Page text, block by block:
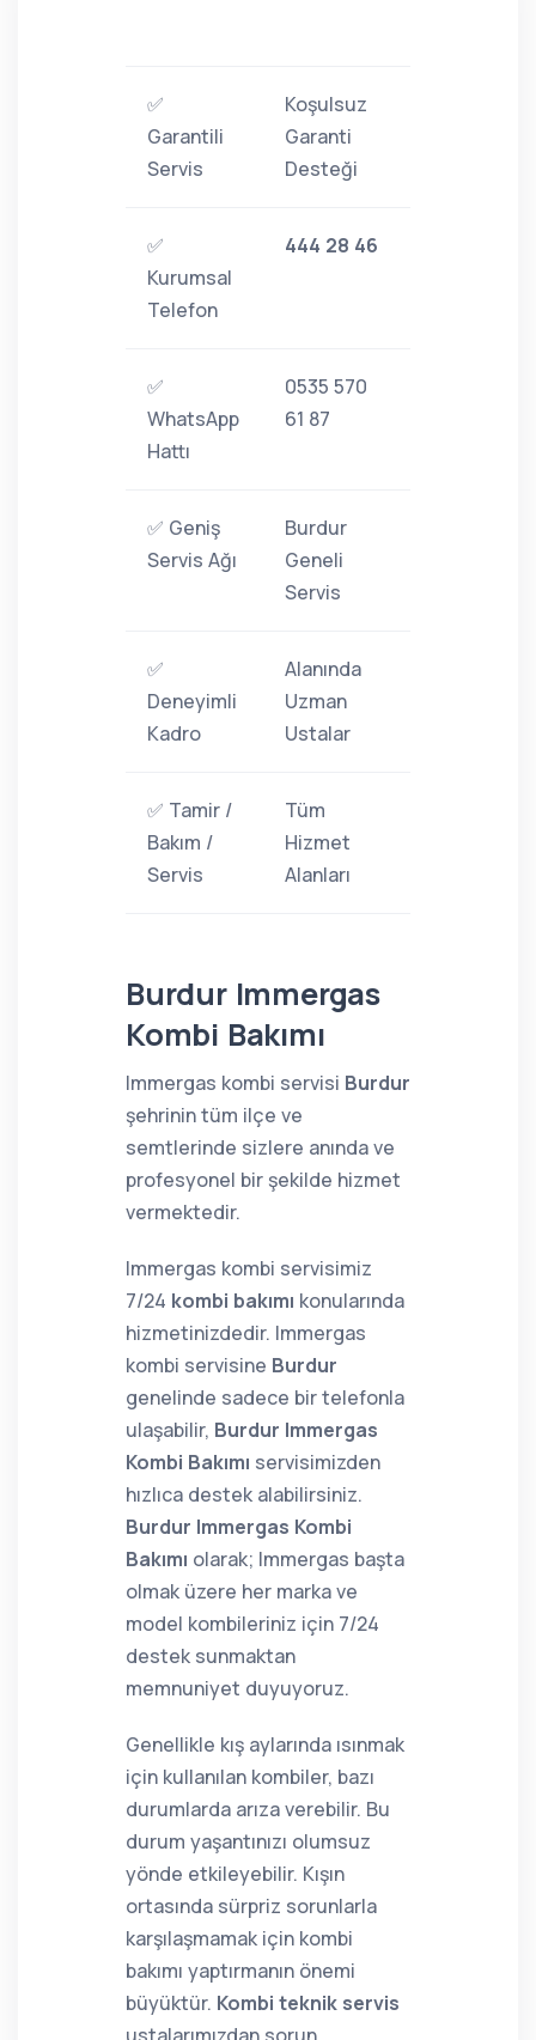
✅
Garantili
Servis
Koşulsuz
Garanti
Desteği
✅
Kurumsal
Telefon
444 28 46
✅
WhatsApp
Hattı
0535 570
61 87
✅ Geniş
Servis Ağı
Burdur
Geneli
Servis
✅
Deneyimli
Kadro
Alanında
Uzman
Ustalar
✅ Tamir /
Bakım /
Servis
Tüm
Hizmet
Alanları
Burdur Immergas
Kombi Bakımı
Immergas kombi servisi Burdur
şehrinin tüm ilçe ve
semtlerinde sizlere anında ve
profesyonel bir şekilde hizmet
vermektedir.
Immergas kombi servisimiz
7/24 kombi bakımı konularında
hizmetinizdedir. Immergas
kombi servisine Burdur
genelinde sadece bir telefonla
ulaşabilir, Burdur Immergas
Kombi Bakımı servisimizden
hızlıca destek alabilirsiniz.
Burdur Immergas Kombi
Bakımı olarak; Immergas başta
olmak üzere her marka ve
model kombileriniz için 7/24
destek sunmaktan
memnuniyet duyuyoruz.
Genellikle kış aylarında ısınmak
için kullanılan kombiler, bazı
durumlarda arıza verebilir. Bu
durum yaşantınızı olumsuz
yönde etkileyebilir. Kışın
ortasında sürpriz sorunlarla
karşılaşmamak için kombi
bakımı yaptırmanın önemi
büyüktür. Kombi teknik servis